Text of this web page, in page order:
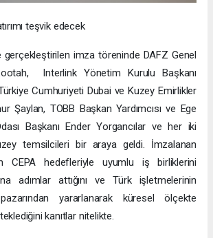
teşvik edecek
gerçekleştirilen imza töreninde DAFZ Genel
Interlink Yönetim Kurulu Başkanı
Türkiye Cumhuriyeti Dubai ve Kuzey Emirlikler
Şaylan, TOBB Başkan Yardımcısı ve Ege
Başkanı Ender Yorgancılar ve her iki
temsilcileri bir araya geldi. İmzalanan
CEPA hedefleriyle uyumlu iş birliklerini
adımlar attığını ve Türk işletmelerinin
yararlanarak küresel ölçekte
kanıtlar nitelikte.